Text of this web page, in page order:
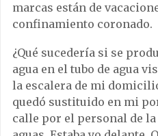
marcas están de
confinamiento coronado.
¿Qué sucedería si se
agua en el tubo de agua
la escalera de mi
quedó sustituido en mi
calle por el personal de